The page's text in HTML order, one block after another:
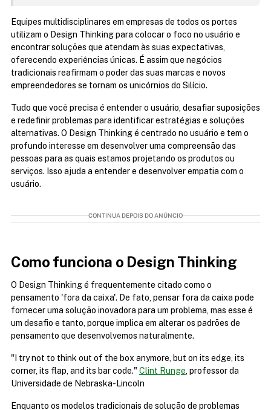
Equipes multidisciplinares em empresas de todos os portes
utilizam o Design Thinking para colocar o foco no usuário e
encontrar soluções que atendam às suas expectativas,
oferecendo experiências únicas. É assim que negócios
tradicionais reafirmam o poder das suas marcas e novos
empreendedores se tornam os unicórnios do Silício.
Tudo que você precisa é entender o usuário, desafiar suposições
e redefinir problemas para identificar estratégias e soluções
alternativas. O Design Thinking é centrado no usuário e tem o
profundo interesse em desenvolver uma compreensão das
pessoas para as quais estamos projetando os produtos ou
serviços. Isso ajuda a entender e desenvolver empatia com o
usuário.
CONTINUA DEPOIS DO ANÚNCIO
Como funciona o Design Thinking
O Design Thinking é frequentemente citado como o
pensamento 'fora da caixa'. De fato, pensar fora da caixa pode
fornecer uma solução inovadora para um problema, mas esse é
um desafio e tanto, porque implica em alterar os padrões de
pensamento que desenvolvemos naturalmente.
"I try not to think out of the box anymore, but on its edge, its
corner, its flap, and its bar code." Clint Runge, professor da
Universidade de Nebraska-Lincoln
Enquanto os modelos tradicionais de solução de problemas